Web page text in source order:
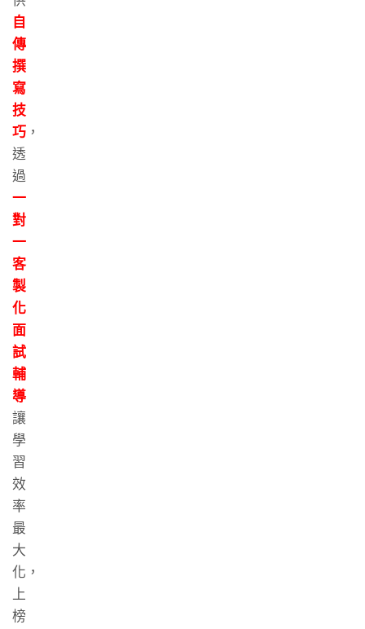
自
傳
撰
寫
技
巧 ，
透
過
一
對
一
客
製
化
面
試
輔
導
讓
學
習
效
率
最
大
化，
上
榜